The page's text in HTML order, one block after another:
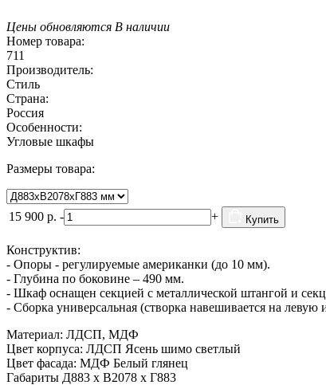
Цены обновляются В наличии
Номер товара:
711
Производитель:
Стиль
Страна:
Россия
Особенности:
Угловые шкафы
Размеры товара:
15 900 р. - + Купить
Конструктив:
- Опоры - регулируемые американки (до 10 мм).
- Глубина по боковине – 490 мм.
- Шкаф оснащен секцией с металлической штангой и
- Сборка универсальная (створка навешивается на левую
Материал: ЛДСП, МДФ
Цвет корпуса: ЛДСП Ясень шимо светлый
Цвет фасада: МДФ Белый глянец
Габариты Д883 х В2078 х Г883